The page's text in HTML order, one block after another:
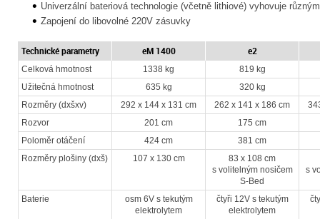
Univerzální bateriová technologie (včetně lithiové) vyhovuje
Zapojení do libovolné 220V zásuvky
Technické parametry eM 1400 e2
Celková hmotnost 1338 kg
819 kg
Užitečná hmotnost
635 kg
320 kg
Rozměry (dxšxv)
292 x 144 x 131 cm 262 x 141 x 186 cm
Rozvor
201 cm
175 cm
Poloměr otáčení
424 cm
381 cm
Rozměry plošiny (dxš)
107 x 130 cm
83 x 108 cm
s volitelným nosičem
S-Bed
s
Baterie
osm 6V s tekutým
elektrolytem
čtyři 12V s tekutým
elektrolytem